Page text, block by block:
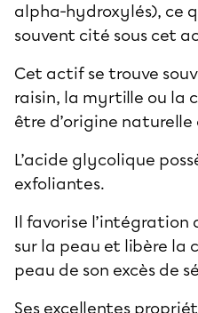
alpha-hydroxylés), ce
souvent cité sous cet
Cet actif se trouve
raisin, la myrtille ou la
être d’origine naturelle
L’acide glycolique
exfoliantes.
Il favorise
sur la peau et libère la
peau de son excès de
Ses excellentes